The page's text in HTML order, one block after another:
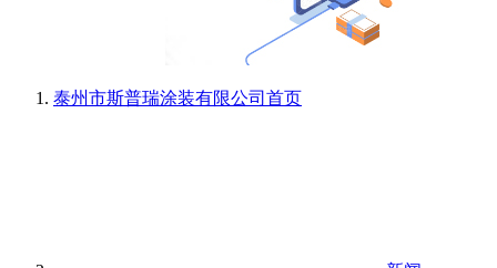
泰州市斯普瑞涂装有限公司 首页